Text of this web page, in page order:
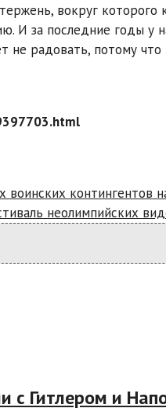
вокруг
И за последние годы у
не радовать, потому
контингентов
неолимпийских
с Гитлером и